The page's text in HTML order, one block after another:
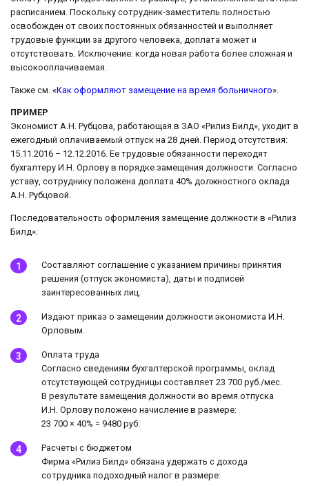
расписанием. Поскольку сотрудник-заместитель полностью
освобожден от своих постоянных обязанностей и выполняет
трудовые функции за другого человека, доплата может и
отсутствовать. Исключение: когда новая работа более сложная и
высокооплачиваемая.
Также см. «Как оформляют замещение на время больничного».
ПРИМЕР
Экономист А.Н. Рубцова, работающая в ЗАО «Рилиз Билд», уходит в
ежегодный оплачиваемый отпуск на 28 дней. Период отсутствия:
15.11.2016 – 12.12.2016. Ее трудовые обязанности переходят
бухгалтеру И.Н. Орлову в порядке замещения должности. Согласно
уставу, сотруднику положена доплата 40% должностного оклада
А.Н. Рубцовой.
Последовательность оформления замещение должности в «Рилиз
Билд»:
Составляют соглашение с указанием причины принятия
решения (отпуск экономиста), даты и подписей
заинтересованных лиц.
Издают приказ о замещении должности экономиста И.Н.
Орловым.
Оплата труда
Согласно сведениям бухгалтерской программы, оклад
отсутствующей сотрудницы составляет 23 700 руб./мес.
В результате замещения должности во время отпуска
И.Н. Орлову положено начисление в размере:
23 700 × 40% = 9480 руб.
Расчеты с бюджетом
Фирма «Рилиз Билд» обязана удержать с дохода
сотрудника подоходный налог в размере: